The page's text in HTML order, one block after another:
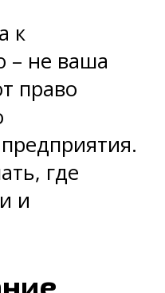
к
– не ваша
право
где
и